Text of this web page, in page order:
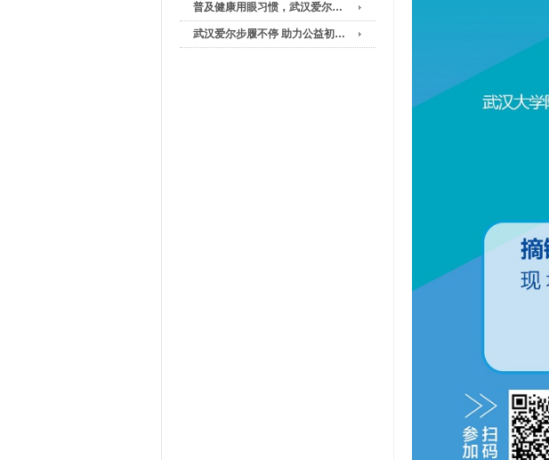
普及健康用眼习惯，武汉爱尔…
武汉爱尔步履不停 助力公益初…